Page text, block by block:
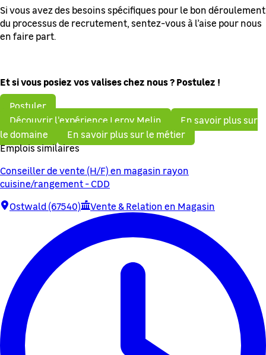
Si vous avez des besoins spécifiques pour le bon déroulement
du processus de recrutement, sentez-vous à l’aise pour nous
en faire part.
Et si vous posiez vos valises chez nous ? Postulez !
Postuler
Découvrir l'expérience Leroy Melin
En savoir plus sur
le domaine
En savoir plus sur le métier
Emplois similaires
Conseiller de vente (H/F) en magasin rayon
cuisine/rangement - CDD
Ostwald (67540)
Vente & Relation en Magasin